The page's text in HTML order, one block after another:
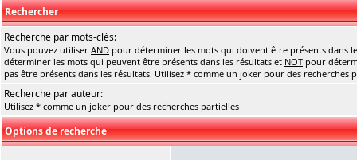
Rechercher
Recherche par mots-clés:
Vous pouvez utiliser AND pour déterminer les mots qui doivent être présents dans
déterminer les mots qui peuvent être présents dans les résultats et NOT pour
pas être présents dans les résultats. Utilisez * comme un joker pour des recherches
Recherche par auteur:
Utilisez * comme un joker pour des recherches partielles
Options de recherche